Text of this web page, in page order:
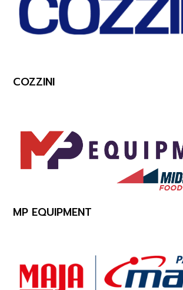
COZZINI
MP EQUIPMENT